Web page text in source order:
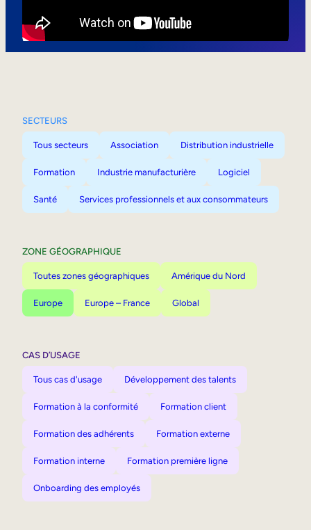
SECTEURS
Tous secteurs Association Distribution industrielle
Formation Industrie manufacturière Logiciel
Santé Services professionnels et aux consommateurs
ZONE GÉOGRAPHIQUE
Toutes zones géographiques Amérique du Nord
Europe Europe – France Global
CAS D’USAGE
Tous cas d'usage Développement des talents
Formation à la conformité Formation client
Formation des adhérents Formation externe
Formation interne Formation première ligne
Onboarding des employés